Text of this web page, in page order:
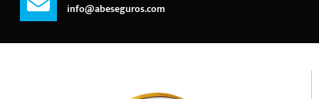
info@abeseguros.com